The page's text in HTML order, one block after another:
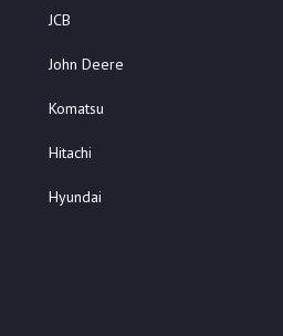
JCB
John Deere
Komatsu
Hitachi
Hyundai